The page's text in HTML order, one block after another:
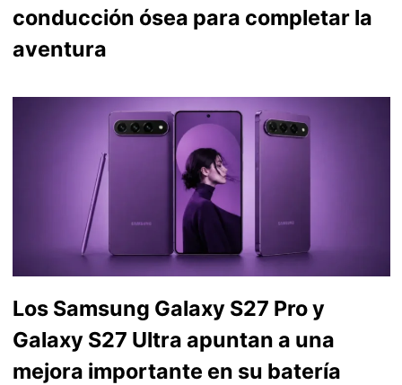
conducción ósea para completar la
aventura
Los Samsung Galaxy S27 Pro y
Galaxy S27 Ultra apuntan a una
mejora importante en su batería